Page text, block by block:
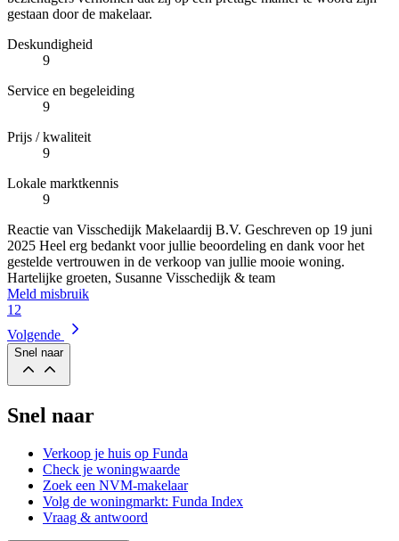
gestaan door de makelaar.
Deskundigheid
9
Service en begeleiding
9
Prijs / kwaliteit
9
Lokale marktkennis
9
Reactie van Visschedijk Makelaardij B.V. Geschreven op 19 juni
2025 Heel erg bedankt voor jullie beoordeling en dank voor het
gestelde vertrouwen in de verkoop van jullie mooie woning.
Hartelijke groeten, Susanne Visschedijk & team
Meld misbruik
1 2
Volgende
Snel naar
Snel naar
Verkoop je huis op Funda
Check je woningwaarde
Zoek een NVM-makelaar
Volg de woningmarkt: Funda Index
Vraag & antwoord